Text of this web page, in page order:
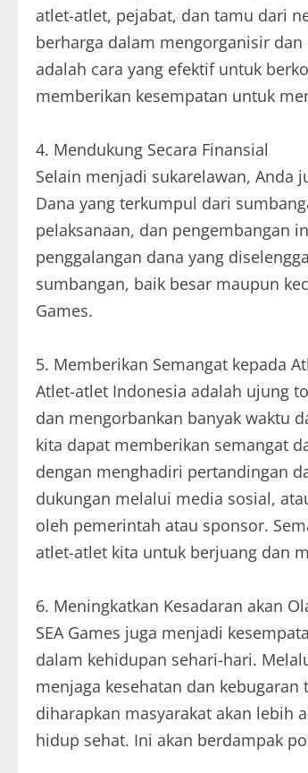
atlet-atlet, pejabat, dan tamu dari
berharga dalam mengorganisir
adalah cara yang efektif untuk
memberikan kesempatan untuk
4. Mendukung Secara Finansial
Selain menjadi sukarelawan, Anda
Dana yang terkumpul dari
pelaksanaan, dan pengembangan
penggalangan dana yang
sumbangan, baik besar maupun
Games.
5. Memberikan Semangat kepada
Atlet-atlet Indonesia adalah ujung
dan mengorbankan banyak waktu
kita dapat memberikan semangat
dengan menghadiri pertandingan
dukungan melalui media sosial,
oleh pemerintah atau sponsor.
atlet-atlet kita untuk berjuang dan
6. Meningkatkan Kesadaran akan
SEA Games juga menjadi
dalam kehidupan sehari-hari.
menjaga kesehatan dan
diharapkan masyarakat akan lebih
hidup sehat. Ini akan berdampak